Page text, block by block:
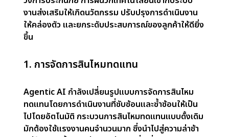
การวิเคราะห์เชิงคาดการณ์สำหรับการตัดสินใจเชิงกล
ยุทธ์: นอกเหนือจากบริการลูกค้า Agentic AI ยังช่วย
ข้อมูลทั้งภายในและภายนอกเพื่อตรวจจับแนวโน้มที่
สำหรับการตัดสินใจ เช่น หากพบการเคลมสุขภาพเพิ่ม
ขึ้นในพื้นที่หนึ่ง AI อาจแนะนำให้เสนอนโยบายสุขภาพ
เฉพาะพื้นที่ การวิเคราะห์เชิงคาดการณ์ยังช่วยจัดสรร
ทรัพยากรอย่างมีประสิทธิภาพ